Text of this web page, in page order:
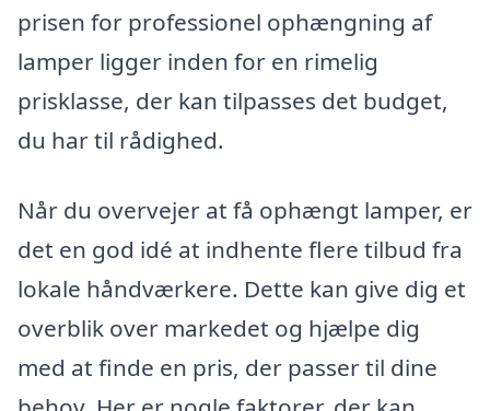
prisen for professionel ophængning af
lamper ligger inden for en rimelig
prisklasse, der kan tilpasses det budget,
du har til rådighed.
Når du overvejer at få ophængt lamper, er
det en god idé at indhente flere tilbud fra
lokale håndværkere. Dette kan give dig et
overblik over markedet og hjælpe dig
med at finde en pris, der passer til dine